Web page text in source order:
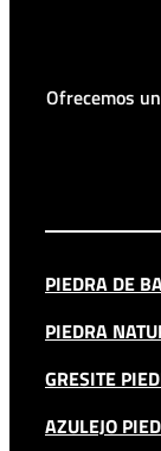
Ofrecemos
PIEDRA DE
PIEDRA
GRESITE
AZULEJO